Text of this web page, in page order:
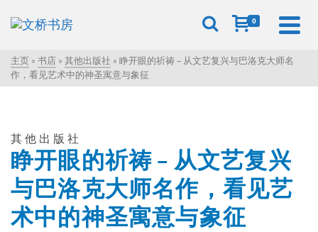
0
主页 » 书店 » 其他出版社 » 睁开眼的祈祷 – 从文艺复兴与巴洛克大师名
作，看见艺术中的神圣寓意与象征
其他出版社
睁开眼的祈祷 – 从文艺复兴
与巴洛克大师名作，看见艺
术中的神圣寓意与象征